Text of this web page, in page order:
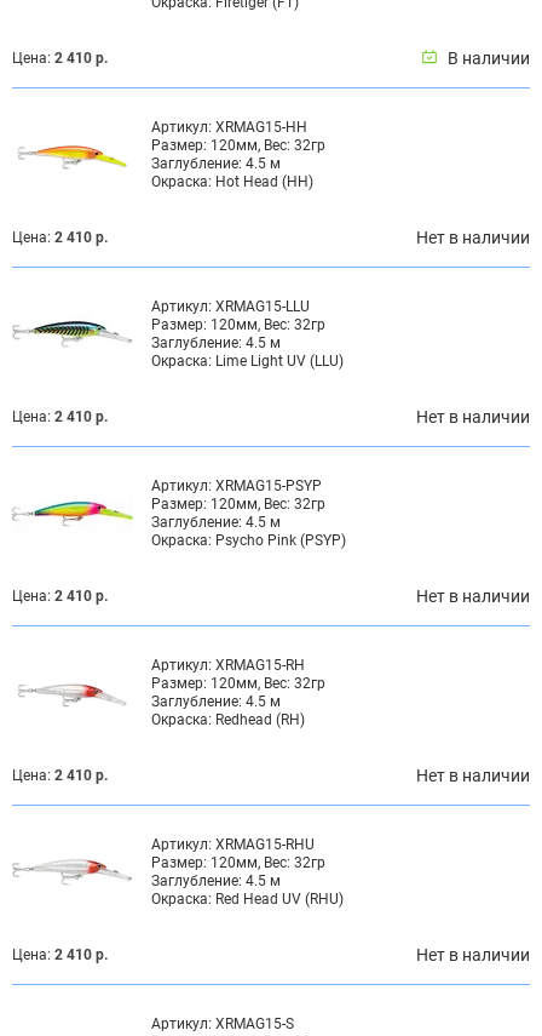
Цена: 2 410 р. В наличии
Артикул: XRMAG15-HH
Размер: 120мм, Вес: 32гр
Заглубление: 4.5 м
Окраска: Hot Head (HH)
Цена: 2 410 р. Нет в наличии
Артикул: XRMAG15-LLU
Размер: 120мм, Вес: 32гр
Заглубление: 4.5 м
Окраска: Lime Light UV (LLU)
Цена: 2 410 р. Нет в наличии
Артикул: XRMAG15-PSYP
Размер: 120мм, Вес: 32гр
Заглубление: 4.5 м
Окраска: Psycho Pink (PSYP)
Цена: 2 410 р. Нет в наличии
Артикул: XRMAG15-RH
Размер: 120мм, Вес: 32гр
Заглубление: 4.5 м
Окраска: Redhead (RH)
Цена: 2 410 р. Нет в наличии
Артикул: XRMAG15-RHU
Размер: 120мм, Вес: 32гр
Заглубление: 4.5 м
Окраска: Red Head UV (RHU)
Цена: 2 410 р. Нет в наличии
Артикул: XRMAG15-S